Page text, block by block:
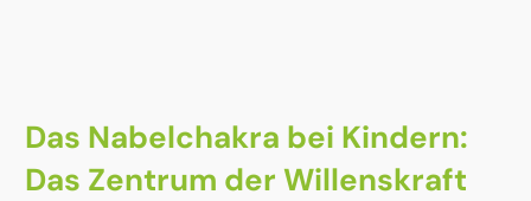
Das Nabelchakra bei Kindern:
Das Zentrum der Willenskraft